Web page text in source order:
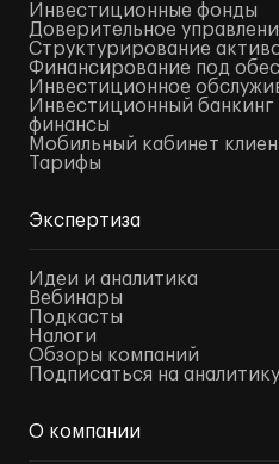
Инвестиционные фонды
Доверительное
Структурирование
Финансирование под
Инвестиционное
Инвестиционный
финансы
Мобильный кабинет
Тарифы
Экспертиза
Идеи и аналитика
Вебинары
Подкасты
Налоги
Обзоры компаний
Подписаться на аналитику
О компании